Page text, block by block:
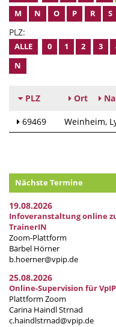
M
N O P R S
PLZ:
ALLE 0 1 2 3
N
PLZ Ort
69469 Weinheim
Nächste Termine
19.08.2026
Infoveranstaltung online
TrainerIN
Zoom-Plattform
Bärbel Hörner
b.hoerner@vpip.de
25.08.2026
Online-Supervision für
Plattform Zoom
Carina Haindl Strnad
c.haindlstrnad@vpip.de